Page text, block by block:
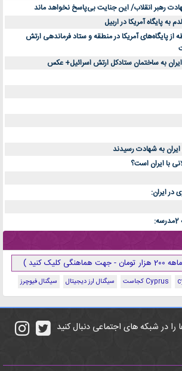
رهبر انقلاب/ این جنایت بی‌پاسخ نخواهد ماند
به پایگاه آمریکا در اربیل
مهم سپاه/ 27 نقطه از پایگاه‌های آمریکا در منطقه و ستاد فرماندهی ارتش
به ساختمان ستادکل ارتش اسرائیل+ عکس
به شهادت رسیدند
با ایران است؟
در ایران:
کنید )
Cyprus کجاست سیگنال ارز دیجیتال سیگنال فیوچرز
را در شبکه های اجتماعی دنبال کنید